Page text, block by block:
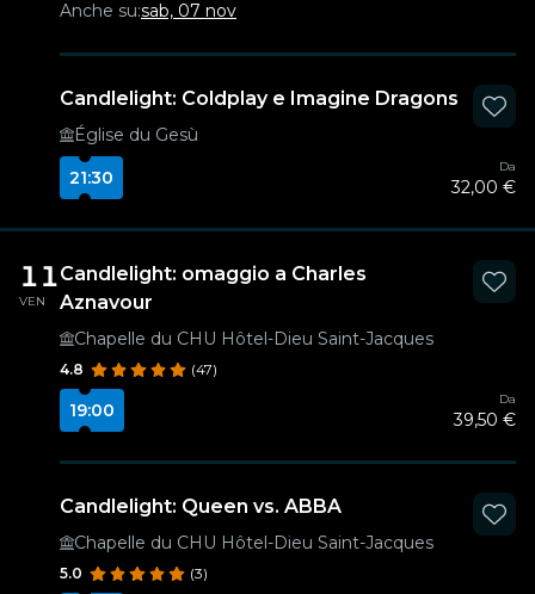
Anche su:sab, 07 nov
Candlelight: Coldplay e Imagine Dragons
Église du Gesù
21:30
Da
32,00 €
11
VEN
Candlelight: omaggio a Charles
Aznavour
Chapelle du CHU Hôtel-Dieu Saint-Jacques
4.8 (47)
19:00
Da
39,50 €
Candlelight: Queen vs. ABBA
Chapelle du CHU Hôtel-Dieu Saint-Jacques
5.0 (3)